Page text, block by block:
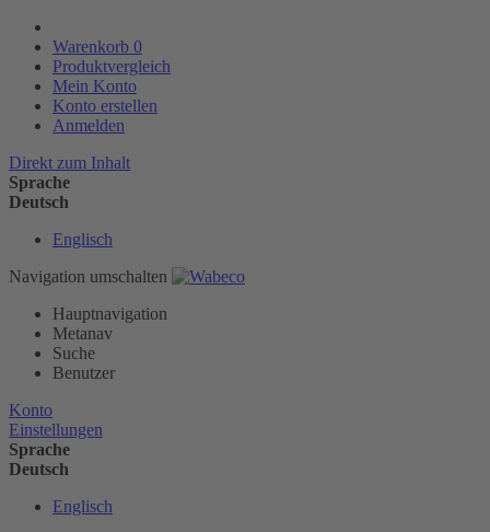
Warenkorb 0
Produktvergleich
Mein Konto
Konto erstellen
Anmelden
Direkt zum Inhalt
Sprache
Deutsch
Englisch
Navigation umschalten
Hauptnavigation
Metanav
Suche
Benutzer
Konto
Einstellungen
Sprache
Deutsch
Englisch